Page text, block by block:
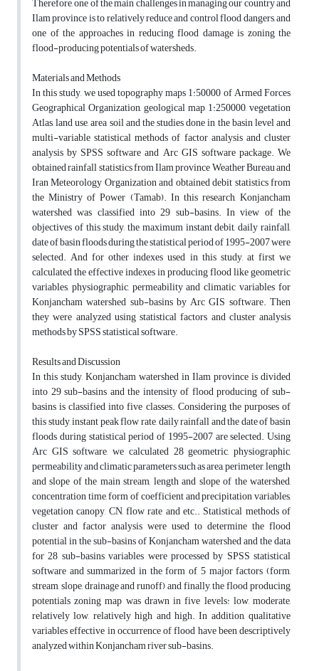
Ilam province is to relatively reduce and control flood dangers, and
one of the approaches in reducing flood damage is zoning the
flood-producing potentials of watersheds.
Materials and Methods
In this study, we used topography maps 1:50000 of Armed Forces
Geographical Organization, geological map 1:250000, vegetation
Atlas, land use, area soil and the studies done in the basin level and
multi-variable statistical methods of factor analysis and cluster
analysis by SPSS software and Arc GIS software package. We
obtained rainfall statistics from Ilam province Weather Bureau and
Iran Meteorology Organization and obtained debit statistics from
the Ministry of Power (Tamab). In this research, Konjancham
watershed was classified into 29 sub-basins. In view of the
objectives of this study, the maximum instant debit, daily rainfall,
date of basin floods during the statistical period of 1995-2007 were
selected. And for other indexes used in this study, at first we
calculated the effective indexes in producing flood like geometric
variables, physiographic, permeability and climatic variables for
Konjancham watershed sub-basins by Arc GIS software. Then
they were analyzed using statistical factors and cluster analysis
methods by SPSS statistical software.
Results and Discussion
In this study, Konjancham watershed in Ilam province is divided
into 29 sub-basins and the intensity of flood producing of sub-
basins is classified into five classes. Considering the purposes of
this study, instant peak flow rate, daily rainfall and the date of basin
floods during statistical period of 1995-2007 are selected. Using
Arc GIS software, we calculated 28 geometric, physiographic,
permeability and climatic parameters such as area, perimeter, length
and slope of the main stream, length and slope of the watershed,
concentration time, form of coefficient and precipitation variables,
vegetation canopy, CN, flow rate and etc.. Statistical methods of
cluster and factor analysis were used to determine the flood
potential in the sub-basins of Konjancham watershed and the data
for 28 sub-basins variables were processed by SPSS statistical
software and summarized in the form of 5 major factors (form,
stream, slope, drainage and runoff) and finally, the flood producing
potentials zoning map was drawn in five levels: low, moderate,
relatively low, relatively high and high. In addition, qualitative
variables effective in occurrence of flood have been descriptively
analyzed within Konjancham river sub-basins.